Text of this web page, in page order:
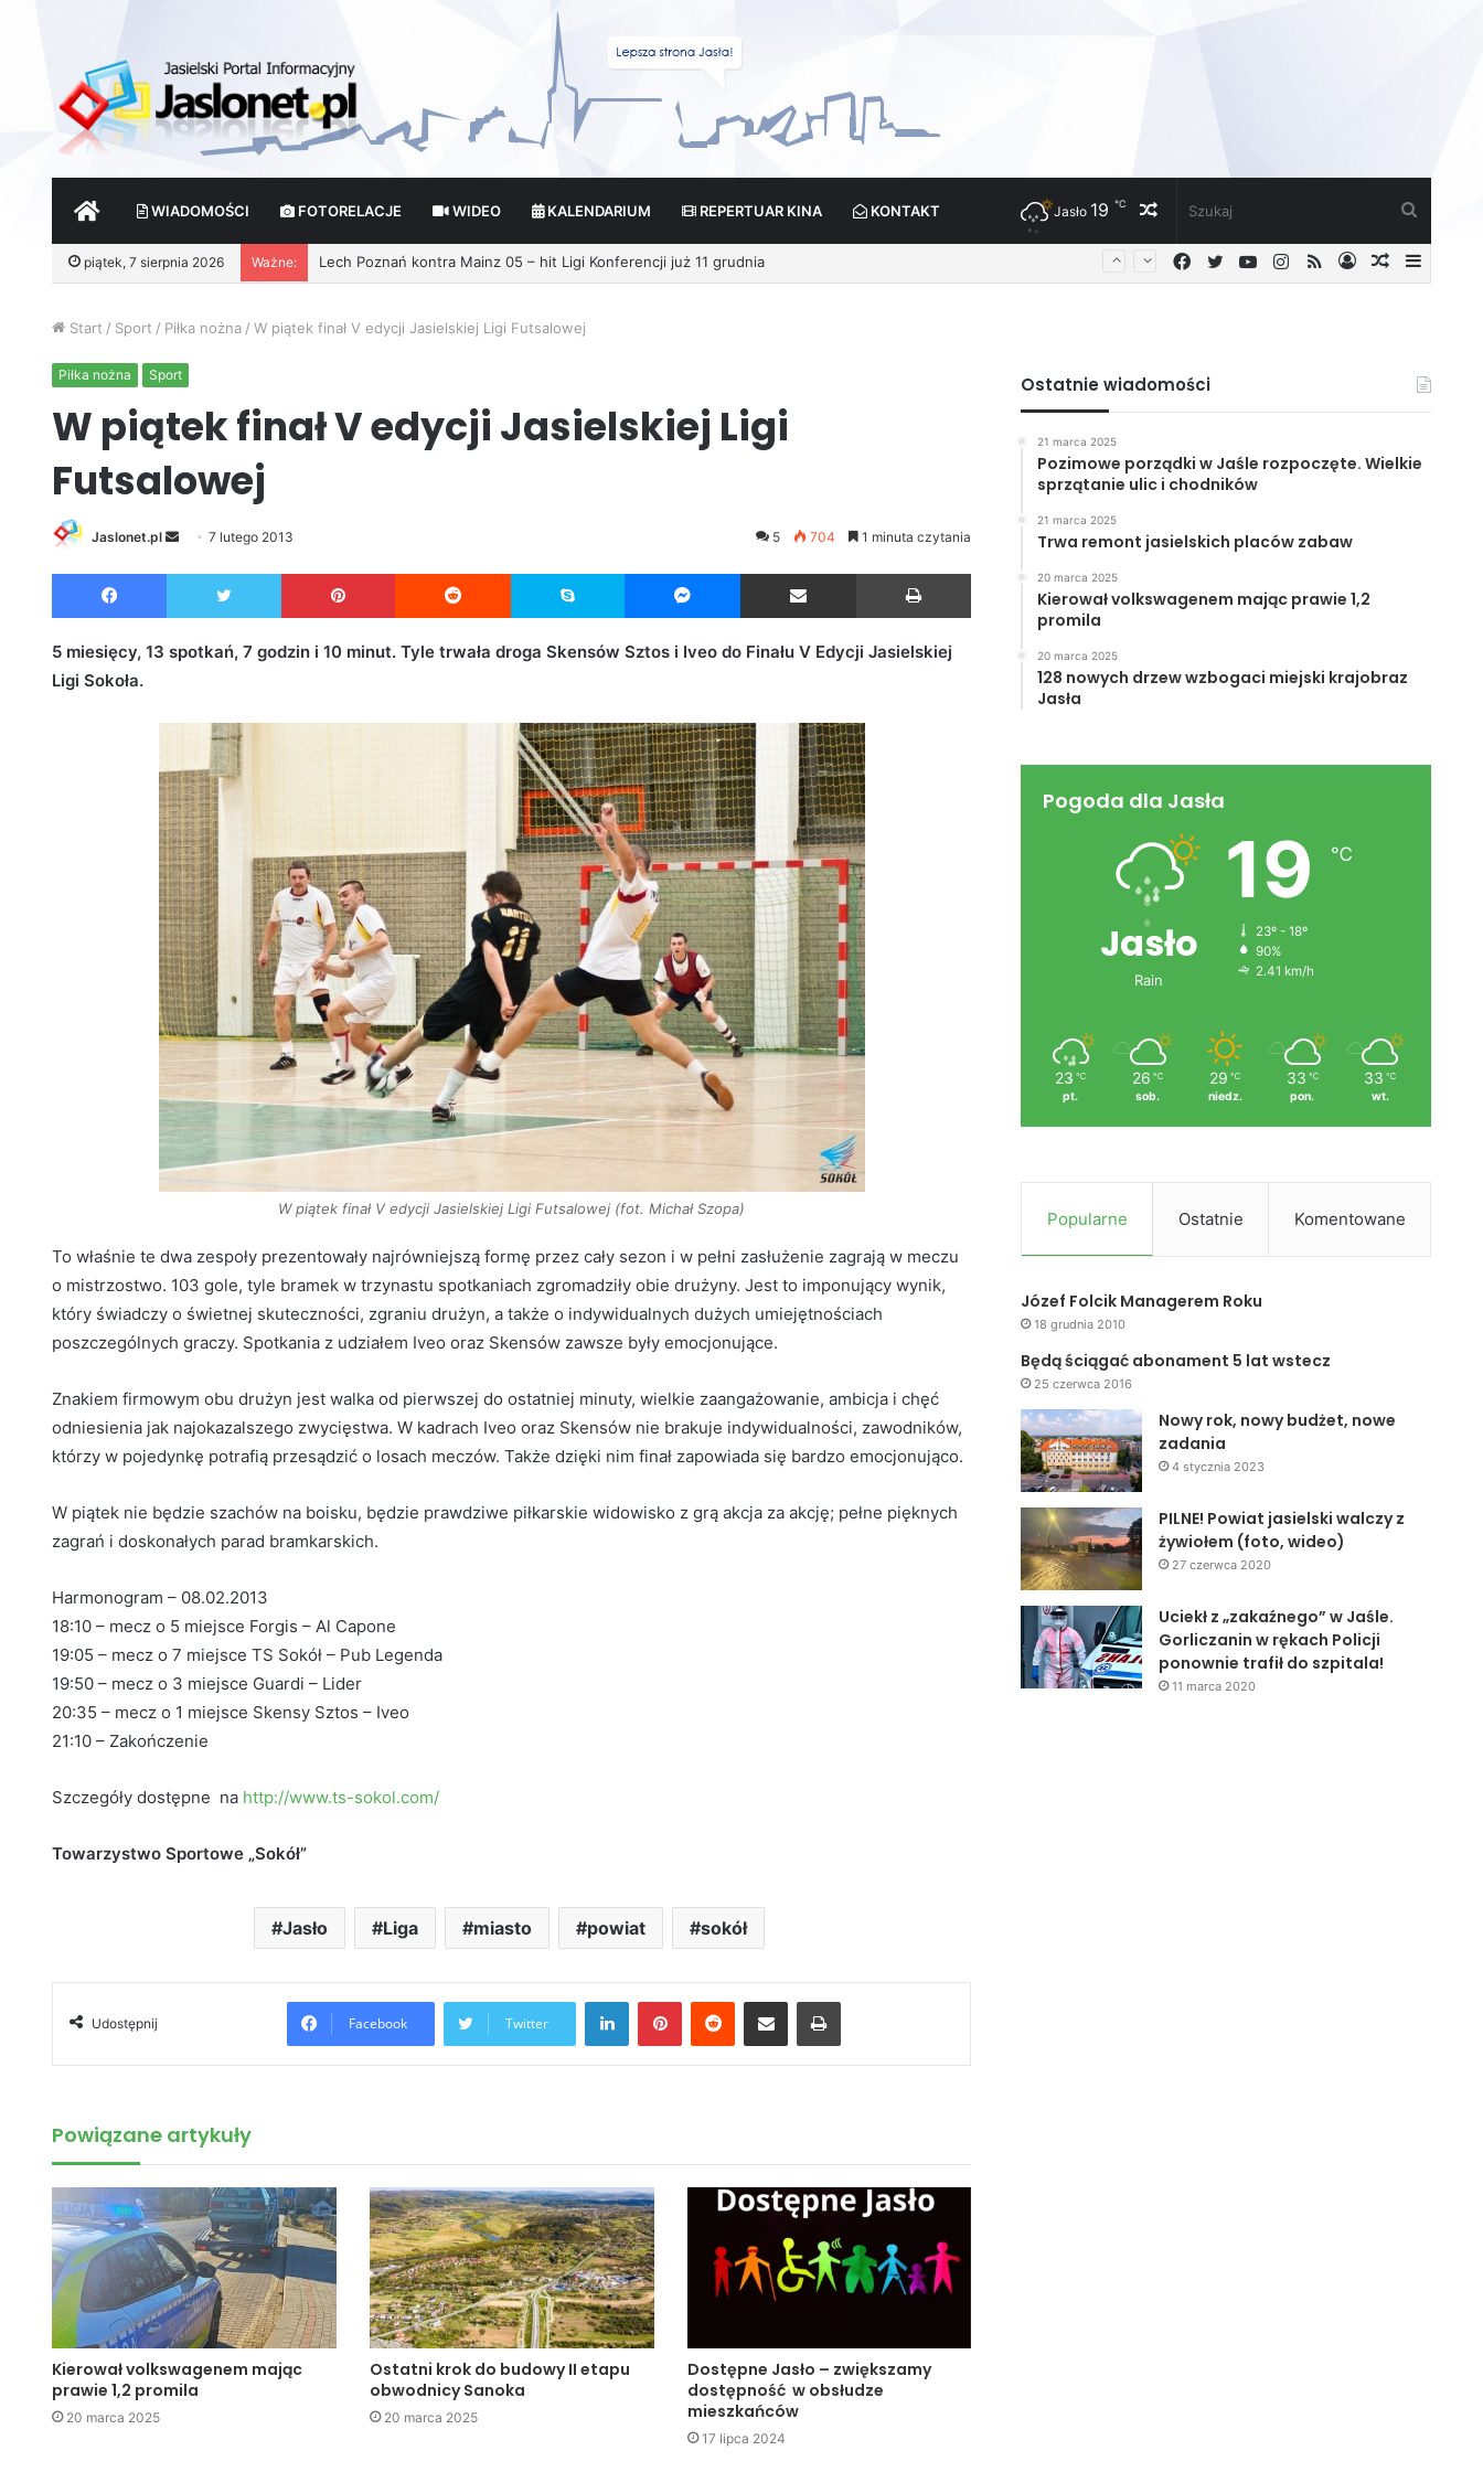
START WIADOMOŚCI FOTORELACJE WIDEO KALENDARIUM REPERTUAR KINA KONTAKT Losowy
artykuł
Jasło 19 ℃
piątek, 7 sierpnia 2026 Ważne:
Losowy
Zaloguj
RSS
Instagram
YouTube
Twitter
Facebook
Start / Sport / Piłka nożna / W piątek finał V edycji Jasielskiej Ligi Futsalowej
Piłka nożna Sport
W piątek finał V edycji Jasielskiej Ligi
Futsalowej
Jaslonet.pl
d
m
i
l
7 lutego 2013 5 704 1 minuta czytania
Facebook Twitter Pinterest Reddit Skype Messenger Udostępnij przez Email
5 miesięcy, 13 spotkań, 7 godzin i 10 minut. Tyle trwała droga Skensów Sztos i Iveo do Finału V Edycji Jasielskiej
Ligi Sokoła.
W piątek finał V edycji Jasielskiej Ligi Futsalowej (fot. Michał Szopa)
To właśnie te dwa zespoły prezentowały najrówniejszą formę przez cały sezon i w pełni zasłużenie zagrają w meczu
o mistrzostwo. 103 gole, tyle bramek w trzynastu spotkaniach zgromadziły obie drużyny. Jest to imponujący wynik,
który świadczy o świetnej skuteczności, zgraniu drużyn, a także o indywidualnych dużych umiejętnościach
poszczególnych graczy. Spotkania z udziałem Iveo oraz Skensów zawsze były emocjonujące.
Znakiem firmowym obu drużyn jest walka od pierwszej do ostatniej minuty, wielkie zaangażowanie, ambicja i chęć
odniesienia jak najokazalszego zwycięstwa. W kadrach Iveo oraz Skensów nie brakuje indywidualności, zawodników,
którzy w pojedynkę potrafią przesądzić o losach meczów. Także dzięki nim finał zapowiada się bardzo emocjonująco.
W piątek nie będzie szachów na boisku, będzie prawdziwe piłkarskie widowisko z grą akcja za akcję; pełne pięknych
zagrań i doskonałych parad bramkarskich.
Harmonogram – 08.02.2013
18:10 – mecz o 5 miejsce Forgis – Al Capone
19:05 – mecz o 7 miejsce TS Sokół – Pub Legenda
19:50 – mecz o 3 miejsce Guardi – Lider
20:35 – mecz o 1 miejsce Skensy Sztos – Iveo
21:10 – Zakończenie
Szczegóły dostępne na http://www.ts-sokol.com/
Towarzystwo Sportowe „Sokół”
Jasło Liga miasto powiat sokół
Udostępnij Facebook Twitter
LinkedIn
Powiązane artykuły
Kierował volkswagenem mając
prawie 1,2 promila
20 marca 2025
Ostatni krok do budowy II etapu
obwodnicy Sanoka
20 marca 2025
Dostępne Jasło – zwiększamy
dostępność w obsłudze
mieszkańców
17 lipca 2024
Ostatnie wiadomości
21 marca 2025
Pozimowe porządki w Jaśle rozpoczęte. Wielkie
sprzątanie ulic i chodników
21 marca 2025
Trwa remont jasielskich placów zabaw
20 marca 2025
Kierował volkswagenem mając prawie 1,2
promila
20 marca 2025
128 nowych drzew wzbogaci miejski krajobraz
Jasła
Pogoda dla Jasła
Jasło
Rain
19 ℃
23º - 18º
90%
2.41 km/h
23 ℃
pt.
26 ℃
sob.
29 ℃
niedz.
33 ℃
pon.
33 ℃
wt.
Popularne Ostatnie Komentowane
Józef Folcik Managerem Roku
18 grudnia 2010
Będą ściągać abonament 5 lat wstecz
25 czerwca 2016
Nowy rok, nowy budżet, nowe
zadania
4 stycznia 2023
PILNE! Powiat jasielski walczy z
żywiołem (foto, wideo)
27 czerwca 2020
Uciekł z „zakaźnego” w Jaśle.
Gorliczanin w rękach Policji
ponownie trafił do szpitala!
11 marca 2020